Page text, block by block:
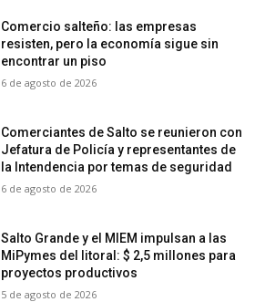
Comercio salteño: las empresas
resisten, pero la economía sigue sin
encontrar un piso
6 de agosto de 2026
Comerciantes de Salto se reunieron con
Jefatura de Policía y representantes de
la Intendencia por temas de seguridad
6 de agosto de 2026
Salto Grande y el MIEM impulsan a las
MiPymes del litoral: $ 2,5 millones para
proyectos productivos
5 de agosto de 2026